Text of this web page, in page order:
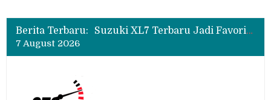
Berita Terbaru:
Promo Servis Mitsubishi Agustus 2026, Ada Diskon ESP dan Bodi & Cat Kilau Merdeka
Suzuki XL7 Terbaru Jadi Favorit Test Drive di GIIAS 2026, Ini Fitur yang Paling Dipuji
Promo Servis Mitsubishi Agustus 2026, Ada Diskon ESP dan Bodi & Cat Kilau Merdeka
7 August 2026